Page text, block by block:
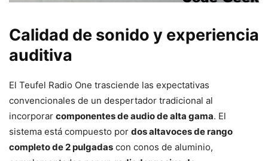
Calidad de sonido y experiencia
auditiva
El Teufel Radio One trasciende las expectativas
convencionales de un despertador tradicional al
incorporar componentes de audio de alta gama. El
sistema está compuesto por dos altavoces de rango
completo de 2 pulgadas con conos de aluminio,